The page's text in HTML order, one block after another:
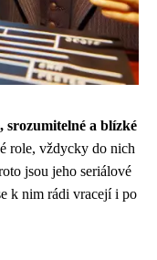
srozumitelné a blízké
role, vždycky do nich
jsou jeho seriálové
k nim rádi vracejí i po